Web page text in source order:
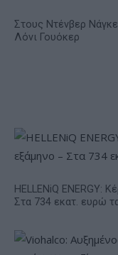
Στους Ντένβερ
Λόνι Γουόκερ
HELLENiQ ENERGY:
Στα 734 εκατ. ευρώ